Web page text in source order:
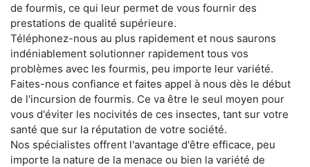
de fourmis, ce qui leur permet de vous fournir des
prestations de qualité supérieure.
Téléphonez-nous au plus rapidement et nous saurons
indéniablement solutionner rapidement tous vos
problèmes avec les fourmis, peu importe leur variété.
Faites-nous confiance et faites appel à nous dès le début
de l'incursion de fourmis. Ce va être le seul moyen pour
vous d'éviter les nocivités de ces insectes, tant sur votre
santé que sur la réputation de votre société.
Nos spécialistes offrent l'avantage d'être efficace, peu
importe la nature de la menace ou bien la variété de